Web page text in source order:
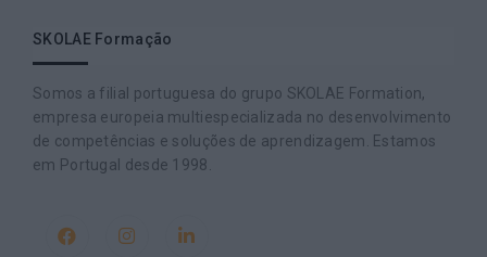
SKOLAE Formação
Somos a filial portuguesa do grupo SKOLAE Formation,
empresa europeia multiespecializada no desenvolvimento
de competências e soluções de aprendizagem. Estamos
em Portugal desde 1998.